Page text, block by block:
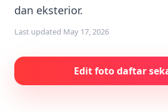
dan eksterior.
Last updated May 17, 2026
Edit foto daftar